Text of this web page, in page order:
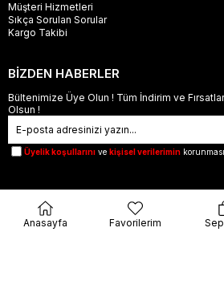
Müşteri Hizmetleri
Sıkça Sorulan Sorular
Kargo Takibi
BİZDEN HABERLER
Bültenimize Üye Olun ! Tüm İndirim ve
Olsun !
Üyelik koşullarını ve kişisel verilerimin
© 2023 orjinalbu.com - Tüm
Anasayfa Favorilerim